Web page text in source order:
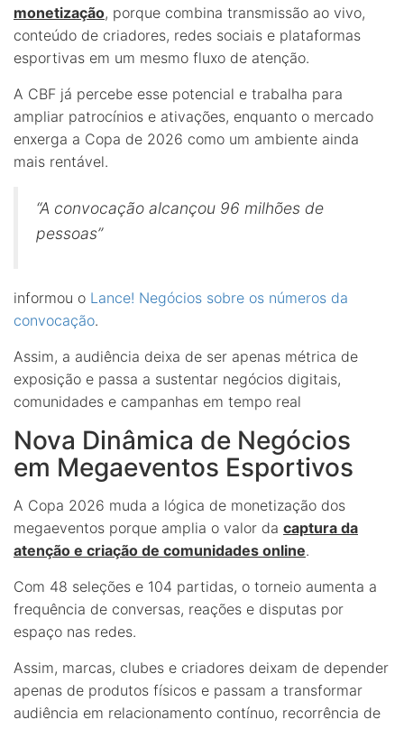
monetização, porque combina transmissão ao vivo,
conteúdo de criadores, redes sociais e plataformas
esportivas em um mesmo fluxo de atenção.
A CBF já percebe esse potencial e trabalha para
ampliar patrocínios e ativações, enquanto o mercado
enxerga a Copa de 2026 como um ambiente ainda
mais rentável.
“A convocação alcançou 96 milhões de
pessoas”
informou o Lance! Negócios sobre os números da
convocação.
Assim, a audiência deixa de ser apenas métrica de
exposição e passa a sustentar negócios digitais,
comunidades e campanhas em tempo real
Nova Dinâmica de Negócios
em Megaeventos Esportivos
A Copa 2026 muda a lógica de monetização dos
megaeventos porque amplia o valor da captura da
atenção e criação de comunidades online.
Com 48 seleções e 104 partidas, o torneio aumenta a
frequência de conversas, reações e disputas por
espaço nas redes.
Assim, marcas, clubes e criadores deixam de depender
apenas de produtos físicos e passam a transformar
audiência em relacionamento contínuo, recorrência de